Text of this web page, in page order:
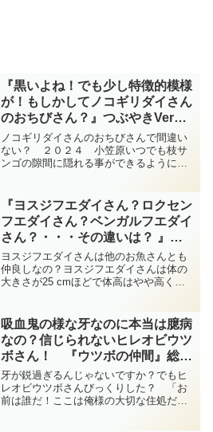
『黒いよね！でも少し特徴的模様
が！もしかしてノコギリダイさん
のおちびさん？』つぶやきVer
小笠原 diving-photo‐
tsubuankun
ノコギリダイさんのおちびさんで間違い
ない？ ２０２４ 小笠原いつでも枝サ
ンゴの隙間に隠れる事ができるように用
ちびさん達はいったい誰なのでしょう
か？・・・左下に典型的なタ...
『ヨスジフエダイさん？ロクセン
フエダイさん？ベンガルフエダイ
さん？・・・その違いは？ 』小
笠原諸島 ダイビング‐フォト‐
tsubuankun
ヨスジフエダイさんは他のお魚さんとも
仲良しなの？ヨスジフエダイさんは体の
大きさが25 cmほどで体高はやや高く頭
け物のようなヨスジフエダイさんもいる
そうですが私はまだそん...
吸血鬼の様な牙なのに本当は臆病
なの？信じられないヒレオビウツ
ボさん！ 『ウツボの仲間』総集
編 diving-photo‐tsubuankun
牙が鋭過ぎるんじゃないですか？でもヒ
レオビウツボさんびっくりした？ 「お
前は誰だ！ここは俺様の大切な住処だ